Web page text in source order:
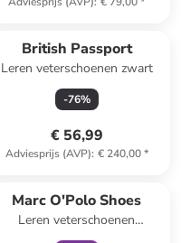
British Passport
Leren veterschoenen zwart
-76%
€ 56,99
Adviesprijs (AVP): € 240,00*
Marc O'Polo Shoes
Leren veterschoenen
lichtbruin